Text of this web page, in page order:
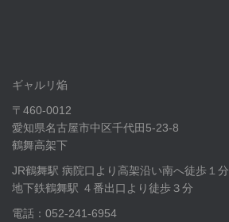
ギャルリ焔
〒460-0012
愛知県名古屋市中区千代田5-23-8
鶴舞高架下
JR鶴舞駅 病院口より高架沿い南へ徒歩１分
地下鉄鶴舞駅 ４番出口より徒歩３分
電話：052-241-6954